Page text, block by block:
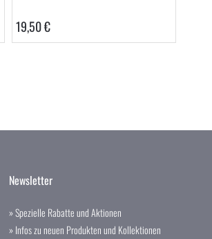
19,50 €
Newsletter
» Spezielle Rabatte und Aktionen
» Infos zu neuen Produkten und Kollektionen